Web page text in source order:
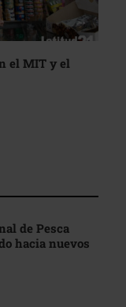
el MIT y el
de Pesca
hacia nuevos